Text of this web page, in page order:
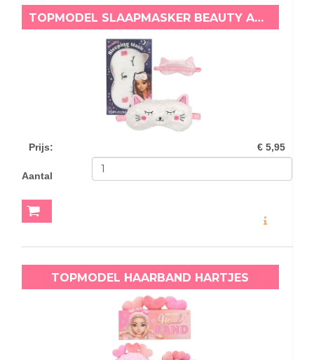
TOPMODEL SLAAPMASKER BEAUTY AND ME
Prijs: € 5,95
Aantal
TOPMODEL HAARBAND HARTJES